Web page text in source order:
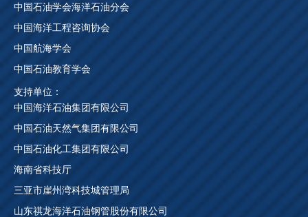
中国石油学会海洋石油分会
中国海洋工程咨询协会
中国航海学会
中国石油教育学会
支持单位：
中国海洋石油集团有限公司
中国石油天然气集团有限公司
中国石油化工集团有限公司
海南省科技厅
三亚市崖州湾科技城管理局
山东祺龙海洋石油钢管股份有限公司